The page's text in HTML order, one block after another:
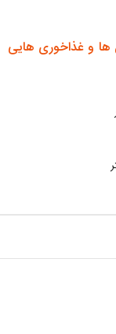
ها و غذاخوری هایی